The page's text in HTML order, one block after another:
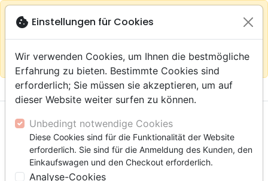
Auf der Webseite Europa bleiben close
warningGemäß
Ihrem
Einkauf im ShopDas Haus der Bibel Schweiz
menu shopping_cart
cookie Einstellungen für Cookies
Wir verwenden Cookies, um Ihnen die bestmögliche
Erfahrung zu bieten. Bestimmte Cookies sind
erforderlich; Sie müssen sie akzeptieren, um auf
dieser Website weiter surfen zu können.
Unbedingt notwendige Cookies
Diese Cookies sind für die Funktionalität der Website
erforderlich. Sie sind für die Anmeldung des Kunden, den
Einkaufswagen und den Checkout erforderlich.
Analyse-Cookies